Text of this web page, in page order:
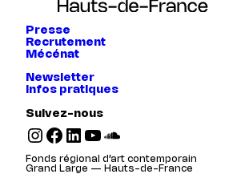
Presse
Recrutement
Mécénat
Newsletter
Infos pratiques
Suivez-nous
Instagram Facebook LinkedIn YouTube SoundCloud
Fonds régional d’art contemporain
Grand Large — Hauts-de-France